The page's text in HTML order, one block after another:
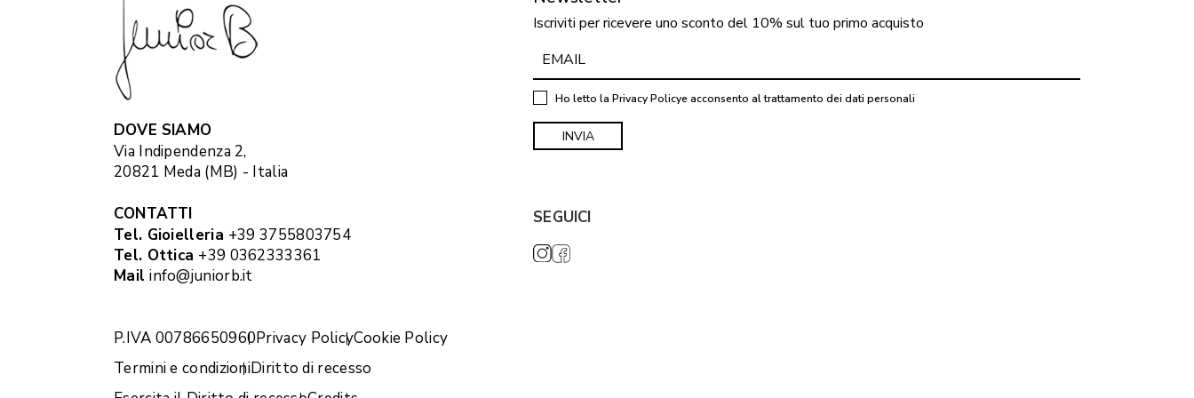
DOVE SIAMO
Via Indipendenza 2,
20821 Meda (MB) - Italia
CONTATTI
Tel. Gioielleria +39 3755803754
Tel. Ottica +39 0362333361
Mail info@juniorb.it
P.IVA 00786650960Privacy PolicyCookie Policy
Termini e condizioniDiritto di recesso
Iscriviti per ricevere uno sconto del 10% sul tuo primo acquisto
Ho letto laPrivacy Policye acconsento al trattamento dei dati personali
SEGUICI